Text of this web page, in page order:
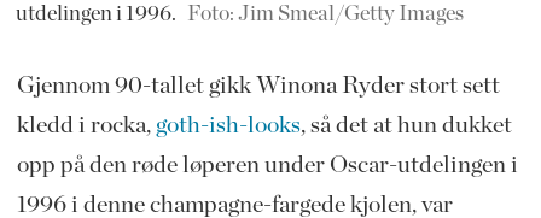
utdelingen i 1996.
Foto: Jim Smeal/Getty Images
Gjennom 90-tallet gikk Winona Ryder stort sett
kledd i rocka, goth-ish-looks, så det at hun dukket
opp på den røde løperen under Oscar-utdelingen i
1996 i denne champagne-fargede kjolen, var